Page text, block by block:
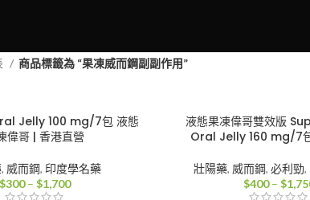
商品標籤為 “果凍威而鋼副副作用”
Jelly 100 mg/7包 液態
偉哥 | 香港直營
, 威而鋼, 印度學名藥
$300 – $1,700價
液態果凍偉哥雙效版
Oral Jelly 160 mg/7
壯陽藥, 威而鋼, 必利勁,
$400 – $